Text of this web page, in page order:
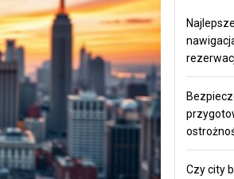
Czy city